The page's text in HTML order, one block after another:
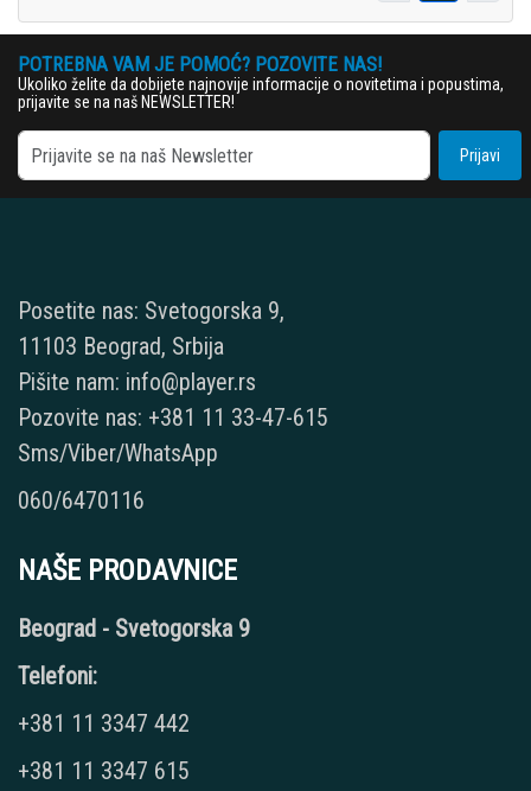
POTREBNA VAM JE POMOĆ? POZOVITE NAS!
Ukoliko želite da dobijete najnovije informacije o novitetima i popustima,
prijavite se na naš NEWSLETTER!
Prijavi
Posetite nas: Svetogorska 9,
11103 Beograd, Srbija
Pišite nam: info@player.rs
Pozovite nas: +381 11 33-47-615
Sms/Viber/WhatsApp
060/6470116
NAŠE PRODAVNICE
Beograd - Svetogorska 9
Telefoni:
+381 11 3347 442
+381 11 3347 615